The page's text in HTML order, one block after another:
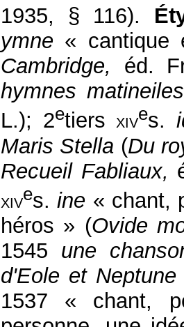
1935, § 116).
ymne « cantique
Cambridge, éd.
hymnes
L.); 2etiersxives.
Maris Stella (Du
Recueil Fabliaux,
xives.ine « chant,
héros » (Ovide
1545 une
d'Eole et
1537 « chant,